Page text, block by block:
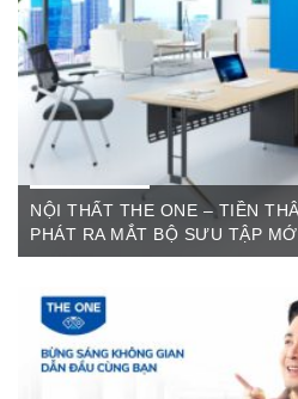
các sản phẩm như: Bàn văn
sơ, két sắt,…Của cty CP Nội Thất
One) có địa ...
NỘI THẤT THE ONE – TIỀN
PHÁT RA MẮT BỘ SƯU TẬP
The One Cần Thơ Thông báo về
Thất Hòa Phát Ngày ...